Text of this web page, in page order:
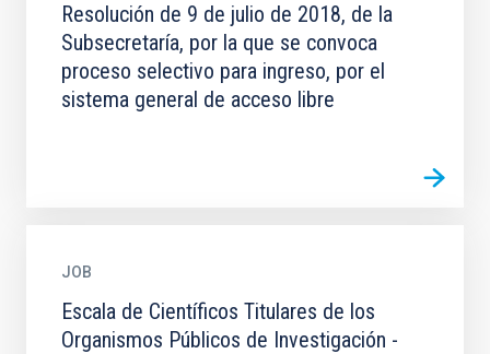
Resolución de 9 de julio de 2018, de la
Subsecretaría, por la que se convoca
proceso selectivo para ingreso, por el
sistema general de acceso libre
JOB
Escala de Científicos Titulares de los
Organismos Públicos de Investigación -